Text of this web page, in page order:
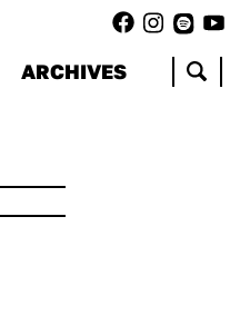
ARCHIVES